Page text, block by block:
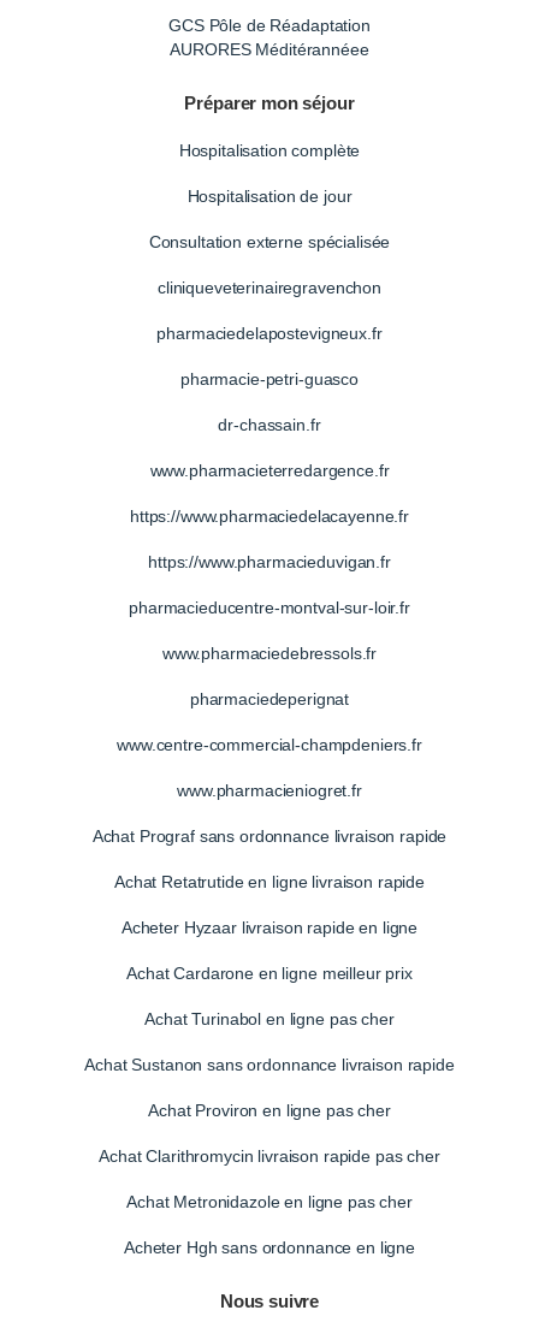
GCS Pôle de Réadaptation
AURORES Méditérannéee
Préparer mon séjour
Hospitalisation complète
Hospitalisation de jour
Consultation externe spécialisée
cliniqueveterinairegravenchon
pharmaciedelapostevigneux.fr
pharmacie-petri-guasco
dr-chassain.fr
www.pharmacieterredargence.fr
https://www.pharmaciedelacayenne.fr
https://www.pharmacieduvigan.fr
pharmacieducentre-montval-sur-loir.fr
www.pharmaciedebressols.fr
pharmaciedeperignat
www.centre-commercial-champdeniers.fr
www.pharmacieniogret.fr
Achat Prograf sans ordonnance livraison rapide
Achat Retatrutide en ligne livraison rapide
Acheter Hyzaar livraison rapide en ligne
Achat Cardarone en ligne meilleur prix
Achat Turinabol en ligne pas cher
Achat Sustanon sans ordonnance livraison rapide
Achat Proviron en ligne pas cher
Achat Clarithromycin livraison rapide pas cher
Achat Metronidazole en ligne pas cher
Acheter Hgh sans ordonnance en ligne
Nous suivre